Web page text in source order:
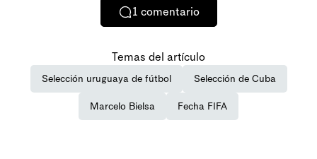
1 comentario
Temas del artículo
Selección uruguaya de fútbol Selección de Cuba
Marcelo Bielsa Fecha FIFA